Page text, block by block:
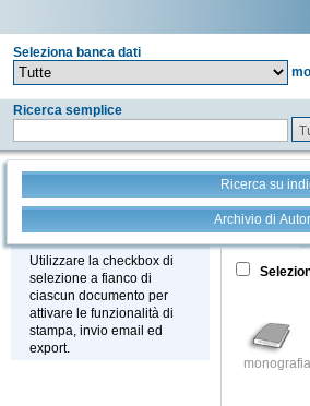
Seleziona banca dati
Ricerca semplice
Ricerca su
Archivio di
Stampa - Email - Export
Utilizzare la checkbox di
selezione a fianco di
ciascun documento per
attivare le funzionalità di
stampa, invio email ed
export.
Tutto
monografia